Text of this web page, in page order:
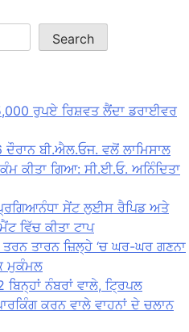
Search
ਰੁਪਏ ਰਿਸ਼ਵਤ ਲੈਂਦਾ ਡਰਾਈਵਰ
ਬੀ.ਐਲ.ਓਜ. ਵਲੋਂ ਲਾਮਿਸਾਲ
ਕੀਤਾ ਗਿਆ: ਸੀ.ਈ.ਓ. ਅਨਿੰਦਿਤਾ
ਸੇਂਟ ਲੁਈਸ ਰੈਪਿਡ ਅਤੇ
ਵਿੱਚ ਕੀਤਾ ਟਾਪ
ਤਾਰਨ ਜ਼ਿਲ੍ਹੇ ‘ਚ ਘਰ-ਘਰ ਗਣਨਾ
ਮੁਕੰਮਲ
ਨੰਬਰਾਂ ਵਾਲੇ, ਟ੍ਰਿਪਲ
ਕਰਨ ਵਾਲੇ ਵਾਹਨਾਂ ਦੇ ਚਲਾਨ